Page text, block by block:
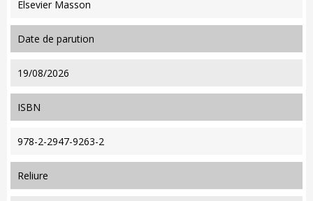
Elsevier Masson
date de parution
19/08/2026
ISBN
978-2-2947-9263-2
reliure